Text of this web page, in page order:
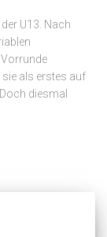
U13. Nach
sie als erstes auf
diesmal